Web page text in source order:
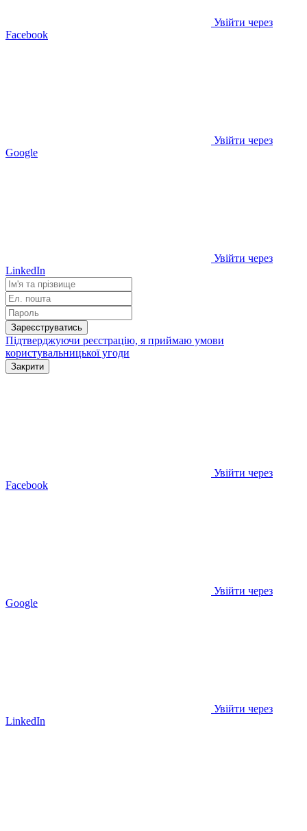
Увійти через
Facebook
Увійти через
Google
Увійти через
LinkedIn
Зареєструватись
Підтверджуючи реєстрацію, я приймаю умови
користувальницької угоди
Закрити
Увійти через
Facebook
Увійти через
Google
Увійти через
LinkedIn